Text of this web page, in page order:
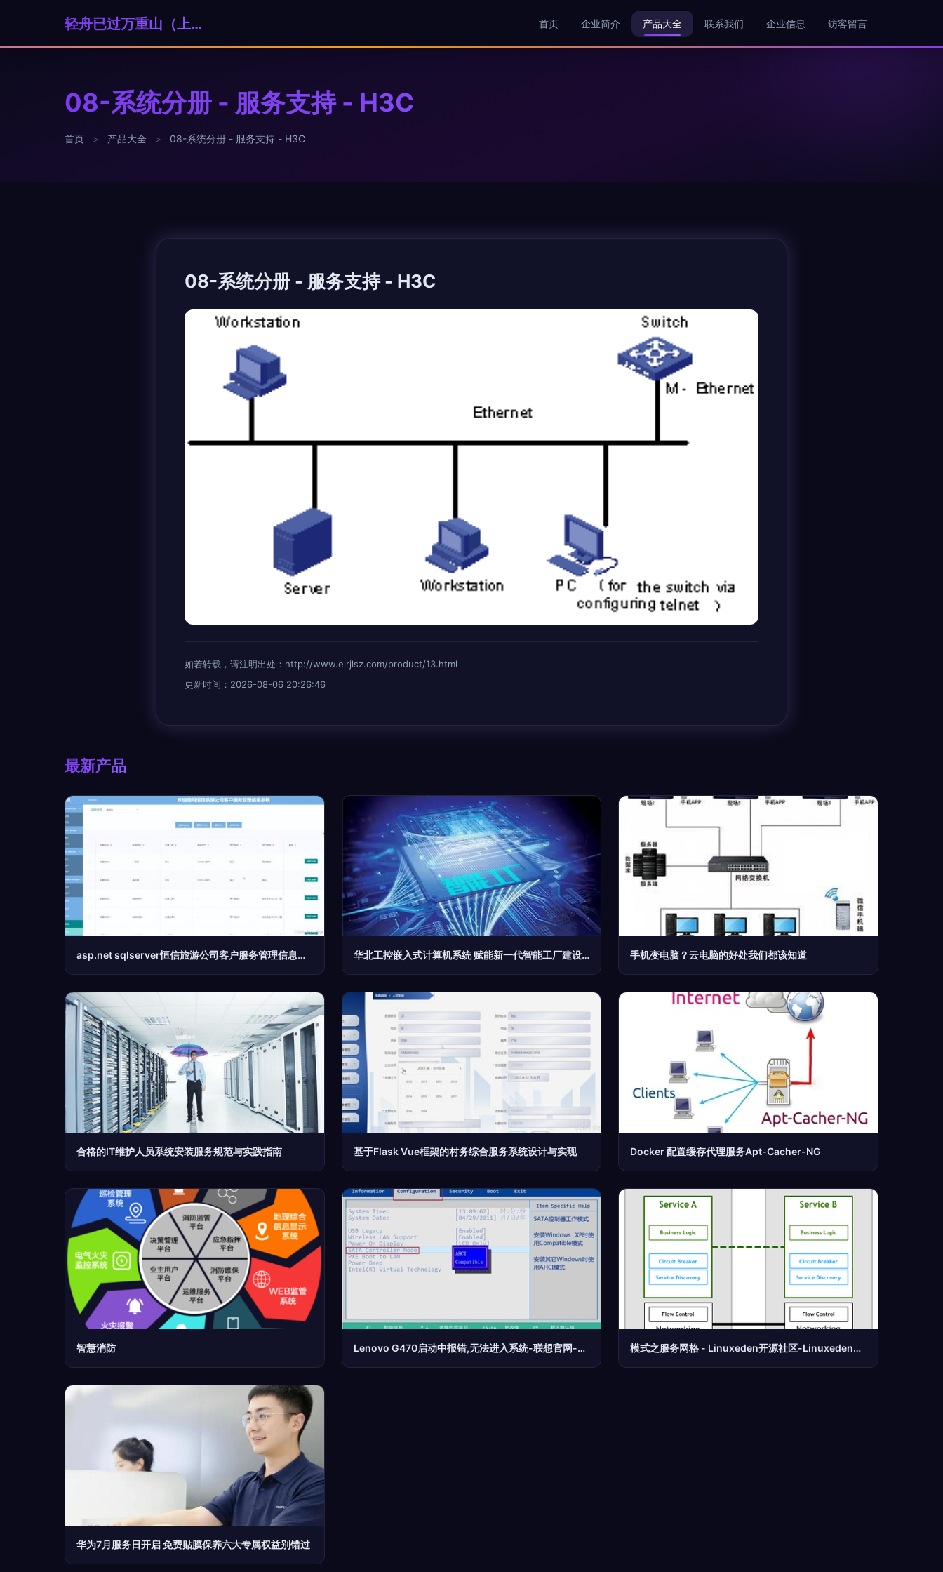
轻舟已过万重山（上海）科技贸易有限公司 首页 企业简介 产品大全 联系我们 企业信息 访客留言
08-系统分册 - 服务支持 - H3C
首页 > 产品大全 > 08-系统分册 - 服务支持 - H3C
08-系统分册 - 服务支持 - H3C
如若转载，请注明出处：http://www.elrjlsz.com/product/13.html
更新时间：2026-08-06 20:26:46
最新产品
asp.net sqlserver恒信旅游公司客户服务管理信息系统 计算机毕业设计源码13912 华北工控嵌入式计算机系统 赋能新一代智能工厂建设快速发展 手机变电脑？云电脑的好处我们都该知道
合格的IT维护人员系统安装服务规范与实践指南 基于Flask Vue框架的村务综合服务系统设计与实现 Docker 配置缓存代理服务Apt-Cacher-NG
智慧消防 Lenovo G470启动中报错,无法进入系统-联想官网-联想服务-联想知识库-常见问题帮助-电脑问题解决方案 模式之服务网格 - Linuxeden开源社区-Linuxeden开源社区
华为7月服务日开启 免费贴膜保养六大专属权益别错过